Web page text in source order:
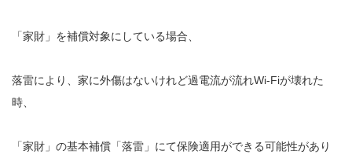
「家財」を補償対象にしている場合、
落雷により、家に外傷はないけれど過電流が流れWi-Fiが壊れた
時、
「家財」の基本補償「落雷」にて保険適用ができる可能性があり